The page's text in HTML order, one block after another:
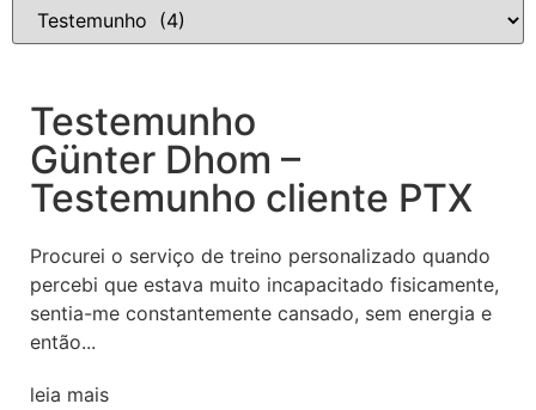
Testemunho
Günter Dhom –
Testemunho cliente PTX
Procurei o serviço de treino personalizado quando
percebi que estava muito incapacitado fisicamente,
sentia-me constantemente cansado, sem energia e
então...
leia mais